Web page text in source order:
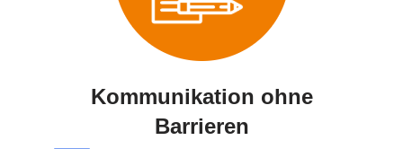
Kommunikation ohne
Barrieren